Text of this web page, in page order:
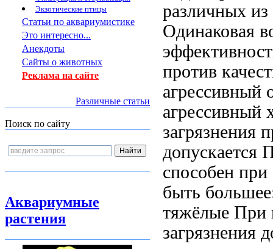
Экзотические птицы
Статьи по аквариумистике
Это интересно...
Анекдоты
Сайты о животных
Реклама на сайте
Различные статьи
Поиск по сайту
Аквариумные
растения
различных
Одинаковая
против
агрессивный
агрессивный
загрязнения
допускается
способен при
быть
тяжёлые При
загрязнения